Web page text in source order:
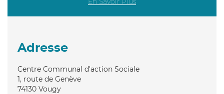
Adresse
Centre Communal d'action Sociale
1, route de Genève
74130 Vougy